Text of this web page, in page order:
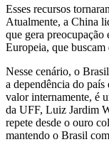
Esses recursos
Atualmente, a China
que gera
Europeia, que
Nesse cenário, o
a dependência do
valor internamente, é
da UFF, Luiz Jardim
repete desde o ouro
mantendo o Brasil